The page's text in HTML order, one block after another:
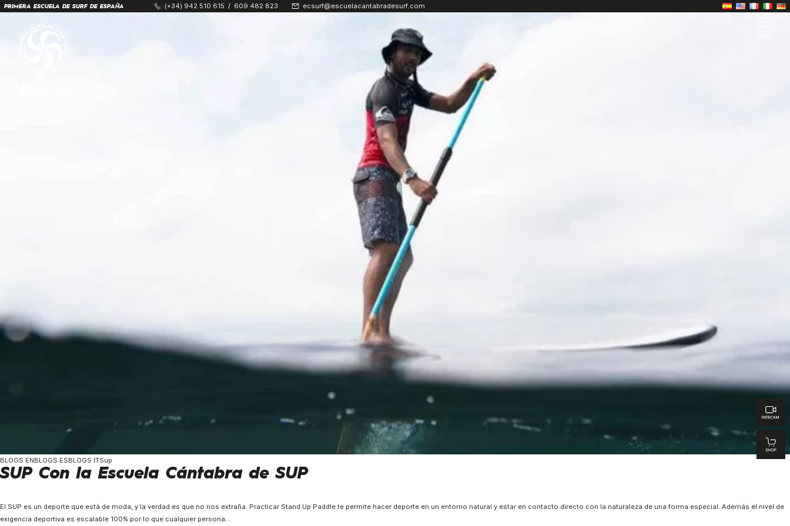
PRIMERA ESCUELA DE SURF DE ESPAÑA (+34) 942 510 615 / 609 482 823 ecsurf@escuelacantabradesurf.com
BLOGS ENBLOGS ESBLOGS ITSup
SUP Con la Escuela Cántabra de SUP
El SUP es un deporte que está de moda, y la verdad es que no nos extraña. Practicar Stand Up Paddle te permite hacer deporte en un entorno natural y estar en contacto directo con la naturaleza de una forma especial. Además el nivel de
exigencia deportiva es escalable 100% por lo que cualquier persona…